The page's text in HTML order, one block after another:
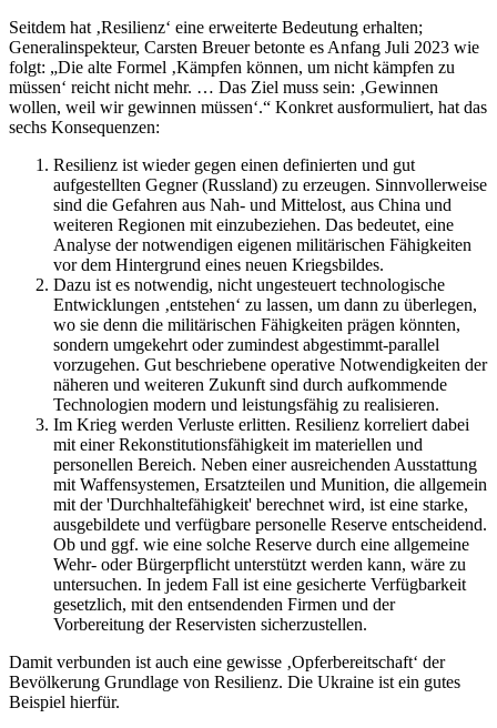
Seitdem hat ‚Resilienz‘ eine erweiterte Bedeutung erhalten;
Generalinspekteur, Carsten Breuer betonte es Anfang Juli 2023 wie
folgt: „Die alte Formel ‚Kämpfen können, um nicht kämpfen zu
müssen‘ reicht nicht mehr. … Das Ziel muss sein: ‚Gewinnen
wollen, weil wir gewinnen müssen‘.“ Konkret ausformuliert, hat das
sechs Konsequenzen:
Resilienz ist wieder gegen einen definierten und gut
aufgestellten Gegner (Russland) zu erzeugen. Sinnvollerweise
sind die Gefahren aus Nah- und Mittelost, aus China und
weiteren Regionen mit einzubeziehen. Das bedeutet, eine
Analyse der notwendigen eigenen militärischen Fähigkeiten
vor dem Hintergrund eines neuen Kriegsbildes.
Dazu ist es notwendig, nicht ungesteuert technologische
Entwicklungen ‚entstehen‘ zu lassen, um dann zu überlegen,
wo sie denn die militärischen Fähigkeiten prägen könnten,
sondern umgekehrt oder zumindest abgestimmt-parallel
vorzugehen. Gut beschriebene operative Notwendigkeiten der
näheren und weiteren Zukunft sind durch aufkommende
Technologien modern und leistungsfähig zu realisieren.
Im Krieg werden Verluste erlitten. Resilienz korreliert dabei
mit einer Rekonstitutionsfähigkeit im materiellen und
personellen Bereich. Neben einer ausreichenden Ausstattung
mit Waffensystemen, Ersatzteilen und Munition, die allgemein
mit der 'Durchhaltefähigkeit' berechnet wird, ist eine starke,
ausgebildete und verfügbare personelle Reserve entscheidend.
Ob und ggf. wie eine solche Reserve durch eine allgemeine
Wehr- oder Bürgerpflicht unterstützt werden kann, wäre zu
untersuchen. In jedem Fall ist eine gesicherte Verfügbarkeit
gesetzlich, mit den entsendenden Firmen und der
Vorbereitung der Reservisten sicherzustellen.
Damit verbunden ist auch eine gewisse ‚Opferbereitschaft‘ der
Bevölkerung Grundlage von Resilienz. Die Ukraine ist ein gutes
Beispiel hierfür.